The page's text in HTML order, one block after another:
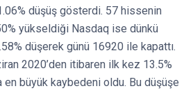
düşüş gösterdi. 57 hissenin
yükseldiği Nasdaq ise dünkü
düşerek günü 16920 ile kapattı.
2020’den itibaren ilk kez 13.5%
en büyük kaybedeni oldu. Bu düşüşe